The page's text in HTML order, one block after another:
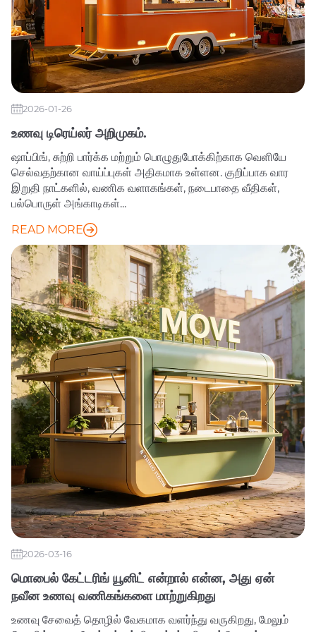
2026-01-26
உணவு டிரெய்லர் அறிமுகம்.
ஷாப்பிங், சுற்றி பார்க்க மற்றும் பொழுதுபோக்கிற்காக வெளியே
செல்வதற்கான வாய்ப்புகள் அதிகமாக உள்ளன. குறிப்பாக வார
இறுதி நாட்களில், வணிக வளாகங்கள், நடைபாதை வீதிகள்,
பல்பொருள் அங்காடிகள்...
READ MORE
2026-03-16
மொபைல் கேட்டரிங் யூனிட் என்றால் என்ன, அது ஏன்
நவீன உணவு வணிகங்களை மாற்றுகிறது
உணவு சேவைத் தொழில் வேகமாக வளர்ந்து வருகிறது, மேலும்